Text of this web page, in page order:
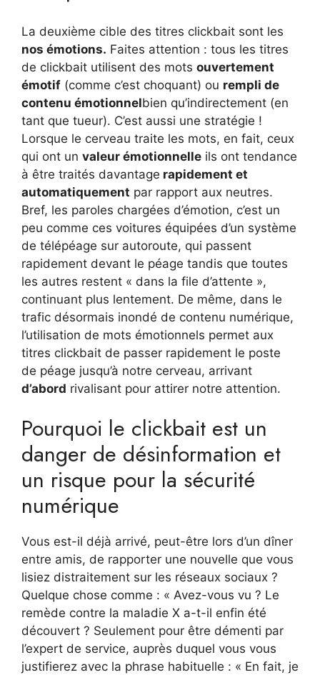
La deuxième cible des titres clickbait sont les
nos émotions. Faites attention : tous les titres
de clickbait utilisent des mots ouvertement
émotif (comme c’est choquant) ou rempli de
contenu émotionnelbien qu’indirectement (en
tant que tueur). C’est aussi une stratégie !
Lorsque le cerveau traite les mots, en fait, ceux
qui ont un valeur émotionnelle ils ont tendance
à être traités davantage rapidement et
automatiquement par rapport aux neutres.
Bref, les paroles chargées d’émotion, c’est un
peu comme ces voitures équipées d’un système
de télépéage sur autoroute, qui passent
rapidement devant le péage tandis que toutes
les autres restent « dans la file d’attente »,
continuant plus lentement. De même, dans le
trafic désormais inondé de contenu numérique,
l’utilisation de mots émotionnels permet aux
titres clickbait de passer rapidement le poste
de péage jusqu’à notre cerveau, arrivant
d’abord rivalisant pour attirer notre attention.
Pourquoi le clickbait est un
danger de désinformation et
un risque pour la sécurité
numérique
Vous est-il déjà arrivé, peut-être lors d’un dîner
entre amis, de rapporter une nouvelle que vous
lisiez distraitement sur les réseaux sociaux ?
Quelque chose comme : « Avez-vous vu ? Le
remède contre la maladie X a-t-il enfin été
découvert ? Seulement pour être démenti par
l’expert de service, auprès duquel vous vous
justifierez avec la phrase habituelle : « En fait, je